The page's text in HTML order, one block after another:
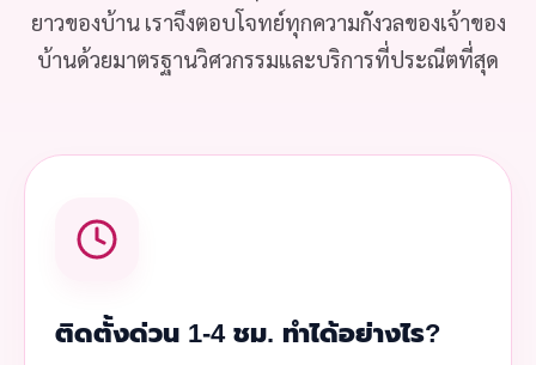
ยาวของบ้าน เราจึงตอบโจทย์ทุกความกังวลของเจ้าของ
บ้านด้วยมาตรฐานวิศวกรรมและบริการที่ประณีตที่สุด
ติดตั้งด่วน 1-4 ชม. ทำได้อย่างไร?